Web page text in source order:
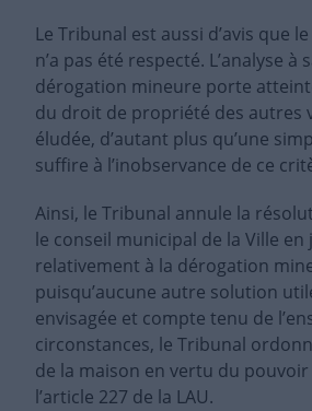
Le Tribunal est aussi d’avis que
n’a pas été respecté. L’analyse à
dérogation mineure porte
du droit de propriété des autres
éludée, d’autant plus qu’une
suffire à l’inobservance de ce
Ainsi, le Tribunal annule la
le conseil municipal de la Ville en
relativement à la dérogation
puisqu’aucune autre solution
envisagée et compte tenu de
circonstances, le Tribunal
de la maison en vertu du
l’article 227 de la LAU.